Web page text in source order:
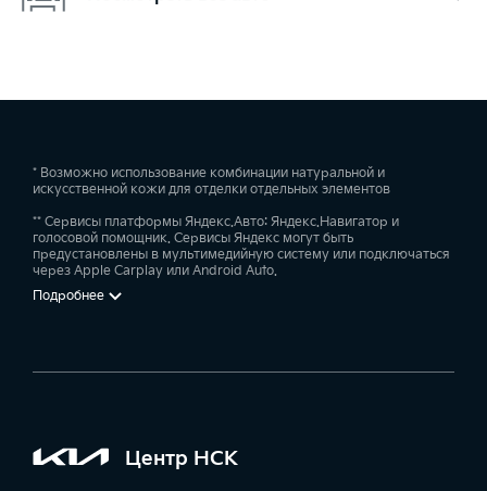
* Возможно использование комбинации натуральной и
искусственной кожи для отделки отдельных элементов
** Сервисы платформы Яндекс.Авто: Яндекс.Навигатор и
голосовой помощник. Сервисы Яндекс могут быть
предустановлены в мультимедийную систему или подключаться
через Apple Carplay или Android Auto.
Подробнее
Центр НСК